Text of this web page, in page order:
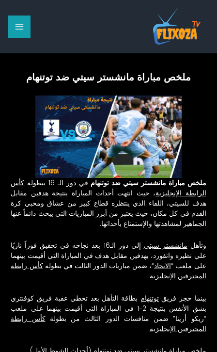
المحتوى
ملخص مباراة مانشستر سيتي ضد توتنهام
ملخص مباراة مانشستر سيتي ضد توتنهام في دور الـ 16 ببطولة
كأس
الرابطة الإنجليزية، حيث انتهت أحداث المباراة بنتيجة هدفين مقابل
هدف للسيتي، اللقاء الذي ينتظره قطاع كبير من عشاق ومحبي كرة
القدم في كل مكان، حيث يعتبر من أبرز المباريات التي يبحث دائماً عنها
الجماهير لمشاهدتها والإستمتاع بأحداثها.
وتأهل مانشستر سيتي
إلى دور الـ16 بعد نجاحه في تحقيق فوزاً ناريًا
علي نظيره واتفورد، بهدفين مقابل هدف في المباراة التي أقيمت بينهما
على ملعب “الاتحاد“، ضمن مباريات الدور الثالث في بطولةكأس رابطة
المحترفين الإنجليزية.
بينما حجز فريقتوتنهام بطاقة التأهل بعد تخطي عقبة فريق كوفنتري
بشق الأنفس بنتيجة 2-1 في المباراة التي أقيمت بينهما على ملعب
“ريكو أرينا” ضمن منافسات الدور الثالث من بطولةكأس رابطة
المحترفين الإنجليزية.